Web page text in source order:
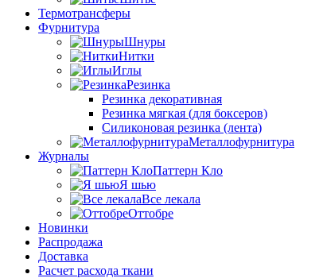
Термотрансферы
Фурнитура
Шнуры
Нитки
Иглы
Резинка
Резинка декоративная
Резинка мягкая (для боксеров)
Силиконовая резинка (лента)
Металлофурнитура
Журналы
Паттерн Кло
Я шью
Все лекала
Оттобре
Новинки
Распродажа
Доставка
Расчет расхода ткани